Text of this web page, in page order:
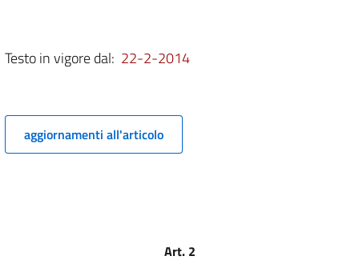
13
Testo in vigore dal: 22-2-2014
aggiornamenti all'articolo
Art. 2